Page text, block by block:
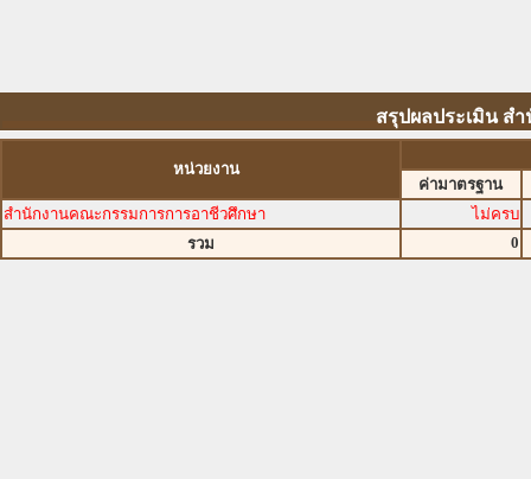
สรุปผลประเมิน ส
หน่วยงาน
ค่ามาตรฐาน
สำนักงานคณะกรรมการการอาชีวศึกษา
ไม่ครบ
รวม
0